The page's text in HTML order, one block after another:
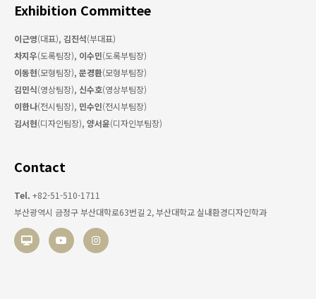
Exhibition Committee
이근영(대표), 김진석(부대표)
차지우(도록팀장), 이수민(도록부팀장)
이동현(모형팀장), 문경환(모형부팀장)
김민식(영상팀장), 신수호(영상부팀장)
이한나(전시팀장), 민수인(전시부팀장)
김서현(디자인팀장), 양서윤(디자인부팀장)
Contact
Tel. +82-51-510-1711
부산광역시 금정구 부산대학로63번길 2, 부산대학교 실내환경디자인학과